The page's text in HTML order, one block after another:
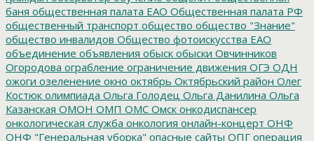
баня общественная палата ЕАО Общественная палата РФ
общественный транспорт общество общество "Знание"
общество инвалидов Общество фотоискусства ЕАО
объединение объявления обыск обыски Овчинников
Огородова ограбление ограничение движения ОГЭ ОДН
ожоги озеленение окно октябрь Октябрьский район Олег
Костюк олимпиада Ольга Голодец Ольга Данилина Ольга
Казанская ОМОН ОМП ОМС Омск онкодиспансер
онкологическая служба онкология онлайн-концерт ОНФ
ОНФ "Генеральная уборка" опасные сайты ОПГ операция